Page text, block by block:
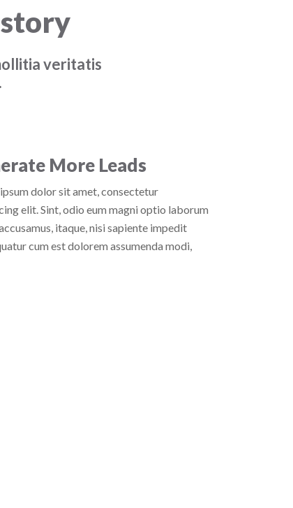
veritatis
More Leads
dolor sit amet, consectetur
elit. Sint, odio eum magni optio laborum
itaque, nisi sapiente impedit
cum est dolorem assumenda modi,